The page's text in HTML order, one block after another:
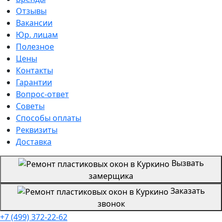
Отзывы
Вакансии
Юр. лицам
Полезное
Цены
Контакты
Гарантии
Вопрос-ответ
Советы
Способы оплаты
Реквизиты
Доставка
Вызвать
замерщика
Заказать
звонок
+7 (499) 372-22-62